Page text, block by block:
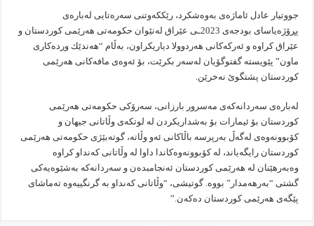
جووتیار عادل ئاماژه‌ی به‌وه‌شكرد، رێككه‌وتنی سه‌ره‌تایی له‌باره‌ی
پڕۆژه‌یاسای بودجه‌ی 2023ـی عێراق له‌نێوان حكومه‌تی هه‌رێمی كوردستان و
عێراق كراوه‌ و ئه‌ركه‌كانی هه‌ردوولا دیاریكراون، به‌ڵام “هه‌ندێك ورده‌كاری
ماون” پێویسته‌ گفتوگۆیان له‌سه‌ر بكرێت، بۆ ئه‌وه‌ی مافه‌كانی هه‌رێمی
كوردستان پشتگوێ نه‌خرێن.
له‌باره‌ی سه‌ردانه‌كه‌ی مه‌سرور بارزانی، سه‌رۆكی حكومه‌تی هه‌رێمی
كوردستان بۆ ئیمارات بۆ به‌شداریكردن له‌ لوتكه‌ی وڵاتانی جیهان و
كۆبوونه‌وه‌ی له‌گه‌ڵ به‌رپرسه‌ باڵاكانی ئه‌و وڵاته‌، گوته‌بێژی حكومه‌تی هه‌رێمی
كوردستان رایگه‌یاند، له‌ كۆبوونه‌وه‌كاندا داوا له‌ وڵاتانی كه‌نداو كراوه‌
وه‌به‌رهێنان له‌ هه‌رێمی كوردستان ئه‌نجامبده‌ن و سه‌ردانه‌كه‌ به‌شێوه‌یه‌كی
گشتی “به‌رهه‌مدار” بووه‌. گوتیشی، “وڵاتانی كه‌نداو به‌ گرنگییه‌وه‌ ته‌ماشای
پێگه‌ی هه‌رێمی كوردستان ده‌كه‌ن.”